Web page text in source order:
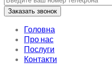
Головна
Про нас
Послуги
Контакти